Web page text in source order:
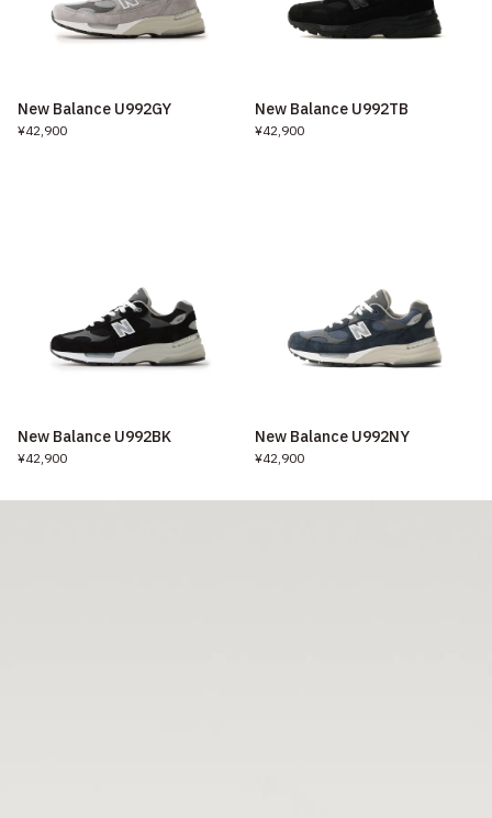
New Balance U992GY
¥42,900
New Balance U992TB
¥42,900
New Balance U992BK
¥42,900
New Balance U992NY
¥42,900